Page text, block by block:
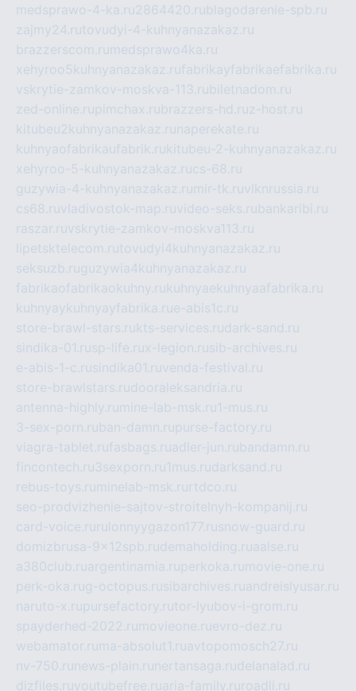
medsprawo-4-ka.ru2864420.rublagodarenie-spb.ru
zajmy24.rutovudyi-4-kuhnyanazakaz.ru
brazzerscom.ru medsprawo4ka.ru
xehyroo5kuhnyanazakaz.rufabrikayfabrikaefabrika.ru
vskrytie-zamkov-moskva-113.rubiletnadom.ru
zed-online.rupimchax.rubrazzers-hd.ruz-host.ru
kitubeu2kuhnyanazakaz.ru naperekate.ru
kuhnyaofabrikaufabrik.rukitubeu-2-kuhnyanazakaz.ru
xehyroo-5-kuhnyanazakaz.rucs-68.ru
guzywia-4-kuhnyanazakaz.ru mir-tk.ruvlknrussia.ru
cs68.ruvladivostok-map.ruvideo-seks.rubankaribi.ru
raszar.ruvskrytie-zamkov-moskva113.ru
lipetsktelecom.rutovudyi4kuhnyanazakaz.ru
seksuzb.ruguzywia4kuhnyanazakaz.ru
fabrikaofabrikaokuhny.rukuhnyaekuhnyaafabrika.ru
kuhnyaykuhnyayfabrika.rue-abis1c.ru
store-brawl-stars.rukts-services.rudark-sand.ru
sindika-01.rusp-life.rux-legion.rusib-archives.ru
e-abis-1-c.rusindika01.ruvenda-festival.ru
store-brawlstars.rudooraleksandria.ru
antenna-highly.ru mine-lab-msk.ru1-mus.ru
3-sex-porn.ruban-damn.rupurse-factory.ru
viagra-tablet.rufasbags.ruadler-jun.rubandamn.ru
fincontech.ru3sexporn.ru1mus.rudarksand.ru
rebus-toys.ru minelab-msk.ru rtdco.ru
seo-prodvizhenie-sajtov-stroitelnyh-kompanij.ru
card-voice.ru rulonnyygazon177.rusnow-guard.ru
domizbrusa-9x12spb.rudemaholding.ruaalse.ru
a380club.ruargentinamia.ruperkoka.ru movie-one.ru
perk-oka.rug-octopus.rusibarchives.ruandreislyusar.ru
naruto-x.rupursefactory.rutor-lyubov-i-grom.ru
spayderhed-2022.ru movieone.ruevro-dez.ru
webamator.ru ma-absolut1.ruavtopomosch27.ru
nv-750.ru news-plain.ru nertansaga.rudelanalad.ru
dizfiles.ruyoutubefree.ruaria-family.ru roadli.ru